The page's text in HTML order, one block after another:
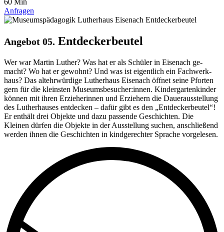
60 Min
Anfragen
Angebot 05. Entdeckerbeutel
Wer war Martin Luther? Was hat er als Schüler in Ei­se­nach ge­
macht? Wo hat er ge­wohnt? Und was ist ei­gentlich ein Fach­werk­
haus? Das alt­ehrwürdige Luther­haus Ei­se­nach öffnet seine Pforten
gern für die kleinsten Museums­besucher:innen. Kinder­garten­kinder
können mit ihren Er­zieherinnen und Er­ziehern die Dauer­aus­stellung
des Luther­hauses ent­decken – dafür gibt es den „Entdecker­beutel“!
Er ent­hält drei Objekte und dazu passende Ge­schichten. Die
Kleinen dür­fen die Ob­jekte in der Aus­stellung suchen, an­schließend
wer­den ihnen die Ge­schichten in kind­gerechter Sprache vor­gelesen.